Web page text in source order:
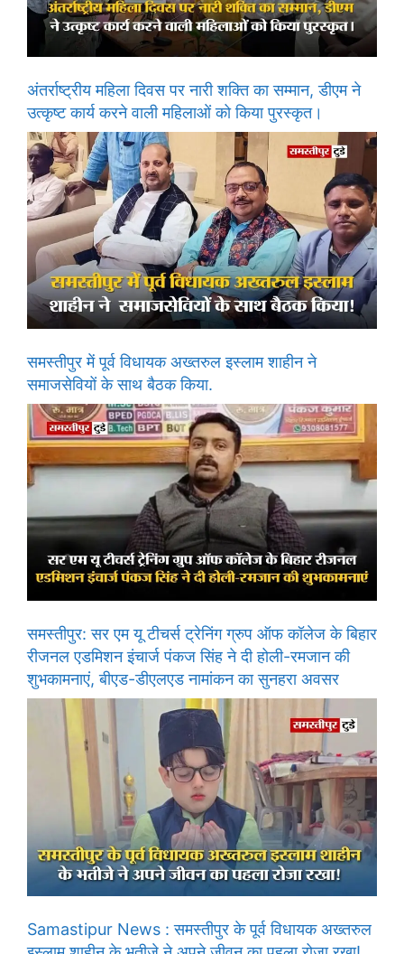
अंतर्राष्ट्रीय महिला दिवस पर नारी शक्ति का सम्मान, डीएम ने
उत्कृष्ट कार्य करने वाली महिलाओं को किया पुरस्कृत।
समस्तीपुर में पूर्व विधायक अख्तरुल इस्लाम शाहीन ने
समाजसेवियों के साथ बैठक किया.
समस्तीपुर: सर एम यू टीचर्स ट्रेनिंग ग्रुप ऑफ कॉलेज के बिहार
रीजनल एडमिशन इंचार्ज पंकज सिंह ने दी होली-रमजान की
शुभकामनाएं, बीएड-डीएलएड नामांकन का सुनहरा अवसर
Samastipur News : समस्तीपुर के पूर्व विधायक अख्तरुल